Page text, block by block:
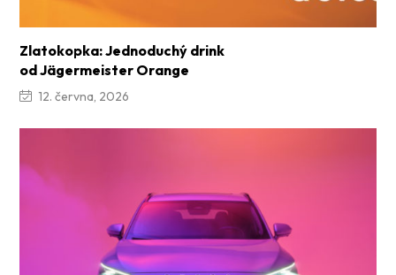
Zlatokopka: Jednoduchý drink
od Jägermeister Orange
12. června, 2026